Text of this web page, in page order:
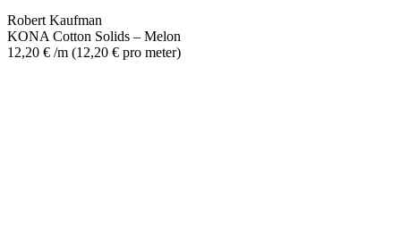
Robert Kaufman
KONA Cotton Solids – Melon
12,20 € /m (12,20 € pro meter)